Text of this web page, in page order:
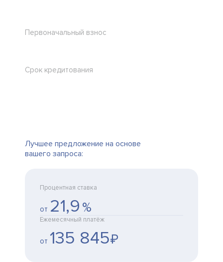
Первоначальный взнос
Срок кредитования
Лучшее предложение на основе
вашего запроса:
Процентная ставка
от 21,9 %
Ежемесячный платёж
от 135 845₽